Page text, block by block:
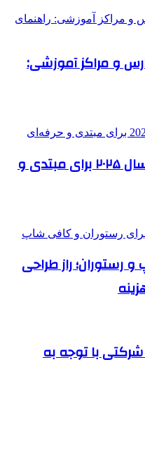
و مراکز آموزشی:
بهترین دستکش‌های بوکس سال ۲۰۲۵ برای مبتدی و
راز طراحی
با توجه به